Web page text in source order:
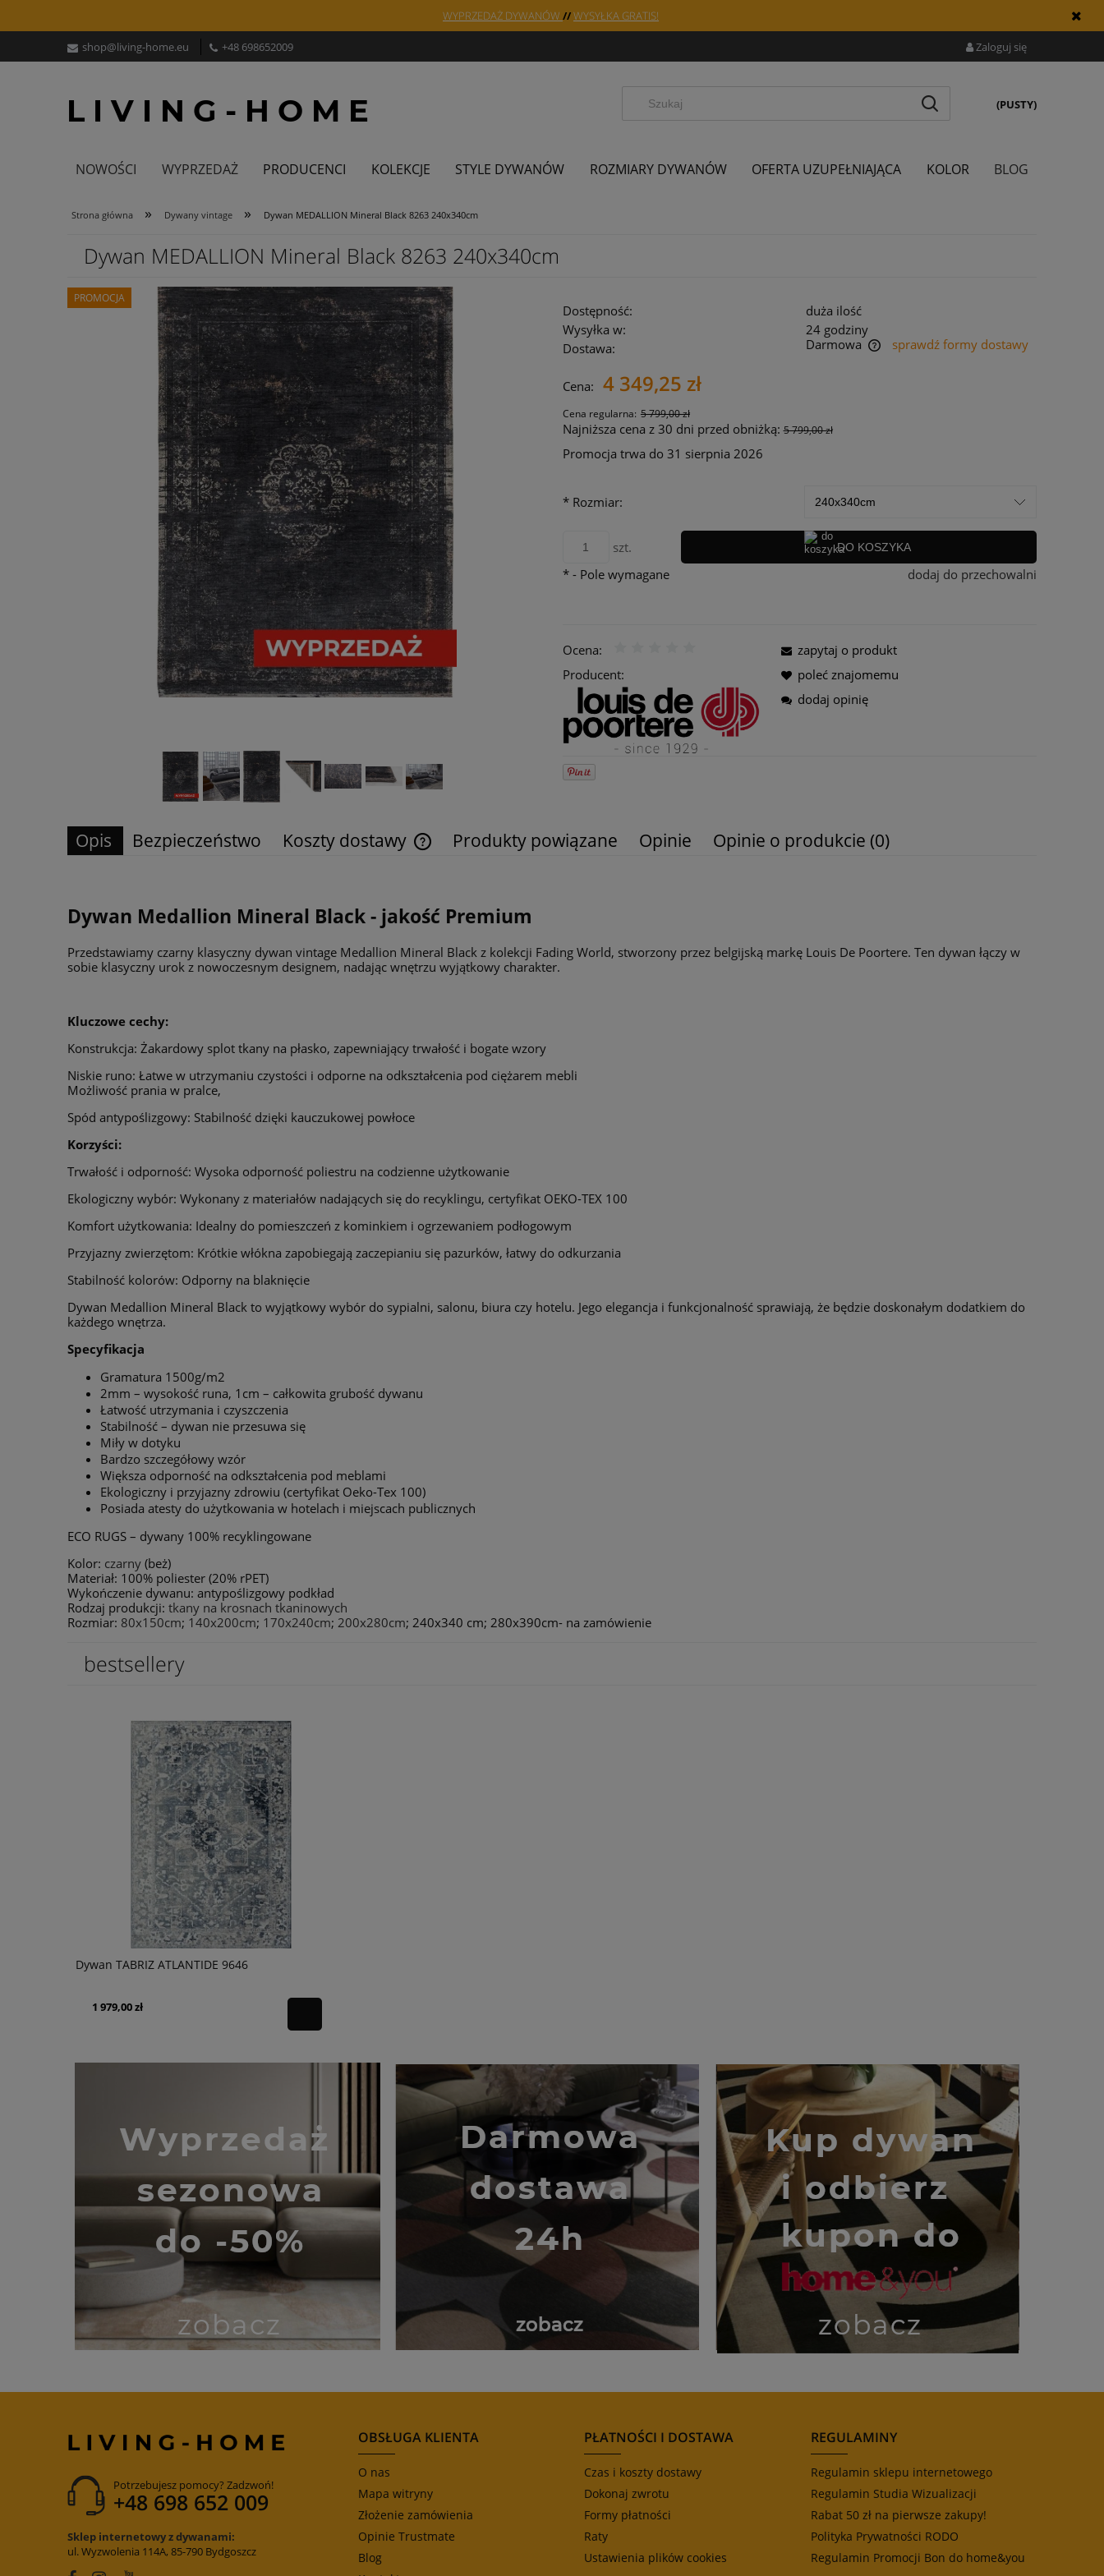
WYPRZEDAŻ DYWANÓW //WYSYŁKA GRATIS!
shop@living-home.eu +48 698652009 Zaloguj się
(PUSTY)
NOWOŚCI WYPRZEDAŻ PRODUCENCI KOLEKCJE STYLE DYWANÓW ROZMIARY DYWANÓW OFERTA UZUPEŁNIAJĄCA KOLOR BLOG
Strona główna » Dywany vintage » Dywan MEDALLION Mineral Black 8263 240x340cm
Dywan MEDALLION Mineral Black 8263 240x340cm
PROMOCJA
Dostępność:
duża ilość
Wysyłka w:
24 godziny
Dostawa:
Darmowa
Cena nie zawiera ewentualnych kosztów
płatności
sprawdź formy dostawy
Cena: 4 349,25 zł
Cena regularna: 5 799,00 zł
Najniższa cena z 30 dni przed obniżką:5 799,00 zł
Promocja trwa do 31 sierpnia 2026
*Rozmiar:
szt. DO KOSZYKA
dodaj do przechowalni
*- Pole wymagane
Ocena:
Producent:
zapytaj o produkt
poleć znajomemu
dodaj opinię
Opis Bezpieczeństwo Koszty dostawy Produkty powiązane Opinie Opinie o produkcie (0)
Dywan Medallion Mineral Black - jakość Premium
Przedstawiamy czarny klasyczny dywan vintage Medallion Mineral Black z kolekcji Fading World, stworzony przez belgijską markę Louis De Poortere. Ten dywan łączy w
sobie klasyczny urok z nowoczesnym designem, nadając wnętrzu wyjątkowy charakter.
Kluczowe cechy:
Konstrukcja: Żakardowy splot tkany na płasko, zapewniający trwałość i bogate wzory
Niskie runo: Łatwe w utrzymaniu czystości i odporne na odkształcenia pod ciężarem mebli
Możliwość prania w pralce,
Spód antypoślizgowy: Stabilność dzięki kauczukowej powłoce
Korzyści:
Trwałość i odporność: Wysoka odporność poliestru na codzienne użytkowanie
Ekologiczny wybór: Wykonany z materiałów nadających się do recyklingu, certyfikat OEKO-TEX 100
Komfort użytkowania: Idealny do pomieszczeń z kominkiem i ogrzewaniem podłogowym
Przyjazny zwierzętom: Krótkie włókna zapobiegają zaczepianiu się pazurków, łatwy do odkurzania
Stabilność kolorów: Odporny na blaknięcie
Dywan Medallion Mineral Black to wyjątkowy wybór do sypialni, salonu, biura czy hotelu. Jego elegancja i funkcjonalność sprawiają, że będzie doskonałym dodatkiem do
każdego wnętrza.
Specyfikacja
Gramatura 1500g/m2
2mm – wysokość runa, 1cm – całkowita grubość dywanu
Łatwość utrzymania i czyszczenia
Stabilność – dywan nie przesuwa się
Miły w dotyku
Bardzo szczegółowy wzór
Większa odporność na odkształcenia pod meblami
Ekologiczny i przyjazny zdrowiu (certyfikat Oeko-Tex 100)
Posiada atesty do użytkowania w hotelach i miejscach publicznych
ECO RUGS – dywany 100% recyklingowane
Kolor: czarny (beż)
Materiał: 100% poliester (20% rPET)
Wykończenie dywanu: antypoślizgowy podkład
Rodzaj produkcji: tkany na krosnach tkaninowych
Rozmiar: 80x150cm; 140x200cm; 170x240cm; 200x280cm; 240x340 cm; 280x390cm- na zamówienie
bestsellery
Dywan TABRIZ ATLANTIDE 9646
1 979,00 zł
Potrzebujesz pomocy? Zadzwoń!
+48 698 652 009
Sklep internetowy z dywanami:
ul. Wyzwolenia 114A, 85-790 Bydgoszcz
OBSŁUGA KLIENTA
O nas
Mapa witryny
Złożenie zamówienia
Opinie Trustmate
Blog
PŁATNOŚCI I DOSTAWA
Czas i koszty dostawy
Dokonaj zwrotu
Formy płatności
Raty
Ustawienia plików cookies
REGULAMINY
Regulamin sklepu internetowego
Regulamin Studia Wizualizacji
Rabat 50 zł na pierwsze zakupy!
Polityka Prywatności RODO
Regulamin Promocji Bon do home&you